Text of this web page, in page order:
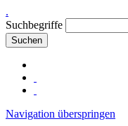
.
Suchbegriffe
Suchen
Navigation überspringen